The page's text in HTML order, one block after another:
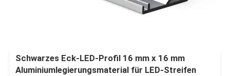
Schwarzes Eck-LED-Profil 16 mm x 16 mm
Aluminiumlegierungsmaterial für LED-Streifen